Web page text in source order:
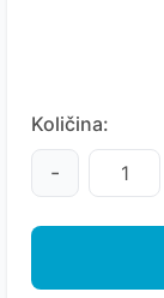
Količina:
-